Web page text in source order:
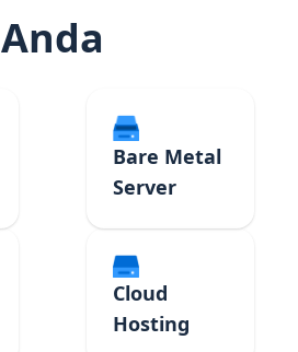
Anda
Bare Metal
Server
Cloud
Hosting